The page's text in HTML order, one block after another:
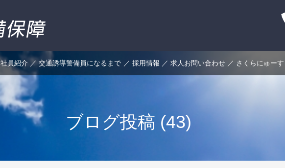
社員紹介 交通誘導警備員になるまで 採用情報 求人お問い合わせ さくらにゅーす
ブログ投稿 (43)